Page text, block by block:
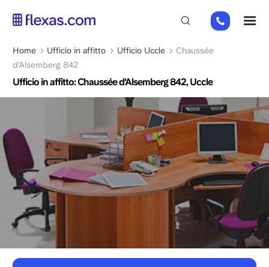
principale
02
808
65
Briciole
di
pane
Home Ufficio in affitto Ufficio Uccle
Chaussée
d'Alsemberg 842
Ufficio in affitto: Chaussée d'Alsemberg 842, Uccle